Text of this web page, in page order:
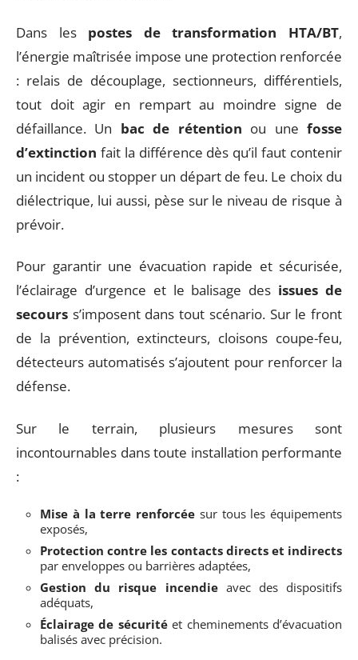
Dans les postes de transformation HTA/BT,
l’énergie maîtrisée impose une protection renforcée
: relais de découplage, sectionneurs, différentiels,
tout doit agir en rempart au moindre signe de
défaillance. Un bac de rétention ou unefosse
d’extinction fait la différence dès qu’il faut contenir
un incident ou stopper un départ de feu. Le choix du
diélectrique, lui aussi, pèse sur le niveau de risque à
prévoir.
Pour garantir une évacuation rapide et sécurisée,
l’éclairage d’urgence et le balisage des issues de
secours s’imposent dans tout scénario. Sur le front
de la prévention, extincteurs, cloisons coupe-feu,
détecteurs automatisés s’ajoutent pour renforcer la
défense.
Sur le terrain, plusieurs mesures sont
incontournables dans toute installation performante
:
Mise à la terre renforcée sur tous les équipements
exposés,
Protection contre les contacts directs et indirects
par enveloppes ou barrières adaptées,
Gestion du risque incendieavec des dispositifs
adéquats,
Éclairage de sécuritéet cheminements d’évacuation
balisés avec précision.